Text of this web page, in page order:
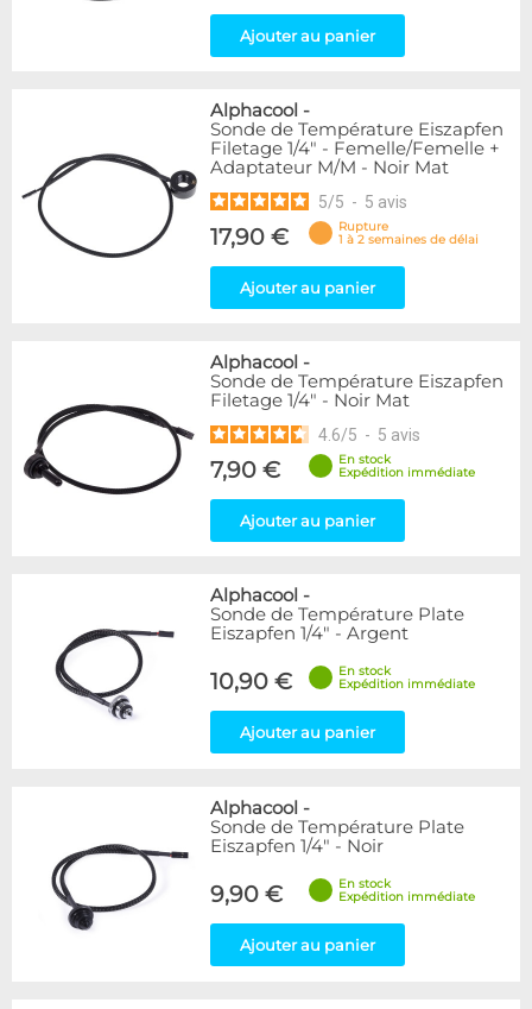
Ajouter au panier
Alphacool -
Sonde de Température Eiszapfen
Filetage 1/4" - Femelle/Femelle +
Adaptateur M/M - Noir Mat
5/5 - 5 avis
17,90 €
Rupture
1 à 2 semaines de délai
Ajouter au panier
Alphacool -
Sonde de Température Eiszapfen
Filetage 1/4" - Noir Mat
4.6/5 - 5 avis
7,90 €
En stock
Expédition immédiate
Ajouter au panier
Alphacool -
Sonde de Température Plate
Eiszapfen 1/4" - Argent
10,90 €
En stock
Expédition immédiate
Ajouter au panier
Alphacool -
Sonde de Température Plate
Eiszapfen 1/4" - Noir
9,90 €
En stock
Expédition immédiate
Ajouter au panier